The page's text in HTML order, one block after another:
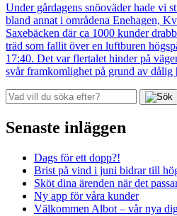
Under gårdagens snöoväder hade vi
bland annat i områdena Enehagen,
Saxebäcken där ca 1000 kunder
träd som fallit över en luftburen
17:40. Det var flertalet hinder på
svår framkomlighet på grund av
Senaste inläggen
Dags för ett dopp?!
Brist på vind i juni bidrar till
Sköt dina ärenden när det
Ny app för våra kunder
Välkommen Albot – vår nya